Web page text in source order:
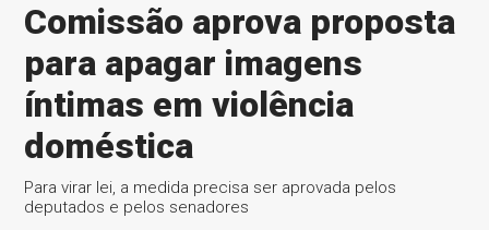
Comissão aprova proposta
para apagar imagens
íntimas em violência
doméstica
Para virar lei, a medida precisa ser aprovada pelos
deputados e pelos senadores